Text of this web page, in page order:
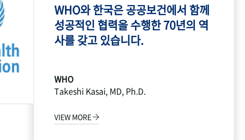
WHO와 한국은 공공보건에서 함께
성공적인 협력을 수행한 70년의 역
사를 갖고 있습니다.
WHO
Takeshi Kasai, MD, Ph.D.
VIEW MORE